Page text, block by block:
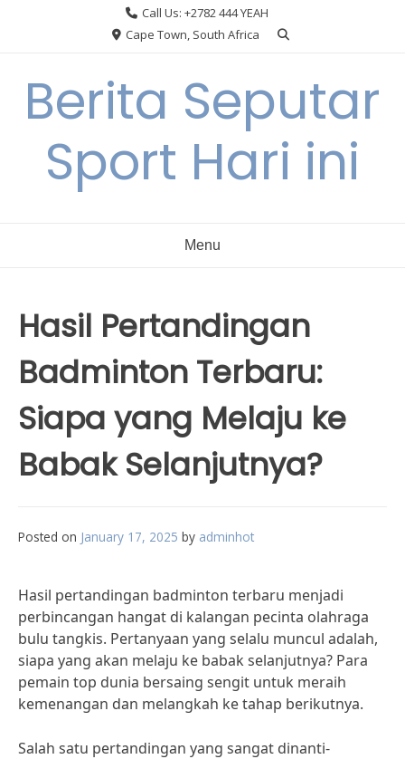
Call Us: +2782 444 YEAH
Cape Town, South Africa
Berita Seputar
Sport Hari ini
Menu
Hasil Pertandingan
Badminton Terbaru:
Siapa yang Melaju ke
Babak Selanjutnya?
Posted on January 17, 2025 by adminhot
Hasil pertandingan badminton terbaru menjadi
perbincangan hangat di kalangan pecinta olahraga
bulu tangkis. Pertanyaan yang selalu muncul adalah,
siapa yang akan melaju ke babak selanjutnya? Para
pemain top dunia bersaing sengit untuk meraih
kemenangan dan melangkah ke tahap berikutnya.
Salah satu pertandingan yang sangat dinanti-